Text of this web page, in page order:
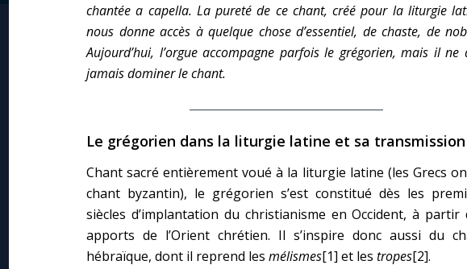
chantée a capella. La pureté de ce chant, créé pour la liturgie
nous donne accès à quelque chose d’essentiel, de chaste, de
Aujourd’hui, l’orgue accompagne parfois le grégorien, mais il ne
jamais dominer le chant.
Le grégorien dans la liturgie latine et sa transmission
Chant sacré entièrement voué à la liturgie latine (les Grecs
chant byzantin), le grégorien s’est constitué dès les
siècles d’implantation du christianisme en Occident, à partir
apports de l’Orient chrétien. Il s’inspire donc aussi du
hébraïque, dont il reprend les mélismes[1] et les tropes[2].